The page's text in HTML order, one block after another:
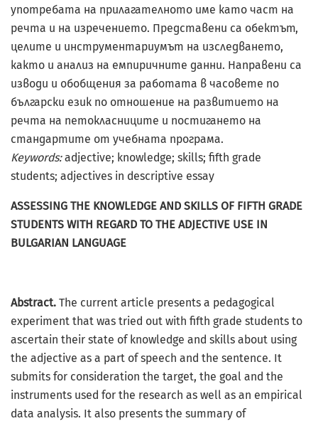
употребата на прилагателното име като част на
речта и на изречението. Представени са обектът,
целите и инструментариумът на изследването,
както и анализ на емпиричните данни. Направени са
изводи и обобщения за работата в часовете по
български език по отношение на развитието на
речта на петокласниците и постигането на
стандартите от учебната програма.
Keywords:adjective; knowledge; skills; ﬁfth grade
students; adjectives in descriptive essay
ASSESSING THE KNOWLEDGE AND SKILLS OF FIFTH GRADE
STUDENTS WITH REGARD TO THE ADJECTIVE USE IN
BULGARIAN LANGUAGE
Abstract. The current article presents a pedagogical
experiment that was tried out with ﬁfth grade students to
ascertain their state of knowledge and skills about using
the adjective as a part of speech and the sentence. It
submits for consideration the target, the goal and the
instruments used for the research as well as an empirical
data analysis. It also presents the summary of